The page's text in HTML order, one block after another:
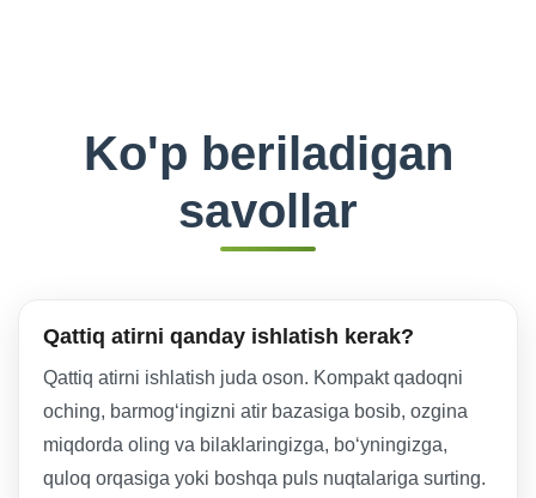
Ko'p beriladigan
savollar
Qattiq atirni qanday ishlatish kerak?
Qattiq atirni ishlatish juda oson. Kompakt qadoqni
oching, barmog‘ingizni atir bazasiga bosib, ozgina
miqdorda oling va bilaklaringizga, bo‘yningizga,
quloq orqasiga yoki boshqa puls nuqtalariga surting.